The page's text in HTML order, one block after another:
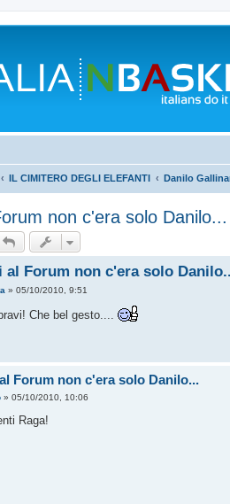
IL CIMITERO DEGLI ELEFANTI Danilo
non c'era solo Danilo...
al Forum non c'era solo
» 05/10/2010, 9:51
Che bel gesto....
Forum non c'era solo Danilo...
» 05/10/2010, 10:06
Raga!